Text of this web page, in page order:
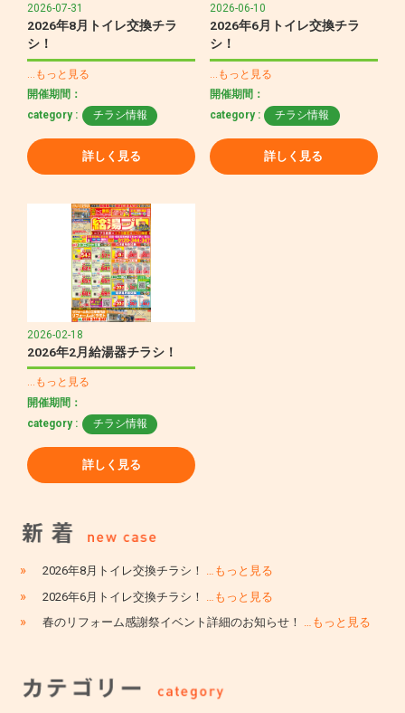
2026-07-31
2026年8月トイレ交換チラ
シ！
…もっと見る
開催期間：
category :
チラシ情報
詳しく見る
2026-06-10
2026年6月トイレ交換チラ
シ！
…もっと見る
開催期間：
category :
チラシ情報
詳しく見る
2026-02-18
2026年2月給湯器チラシ！
…もっと見る
開催期間：
category :
チラシ情報
詳しく見る
» 2026年8月トイレ交換チラシ！ …もっと見る
» 2026年6月トイレ交換チラシ！ …もっと見る
» 春のリフォーム感謝祭イベント詳細のお知らせ！ …もっと見る